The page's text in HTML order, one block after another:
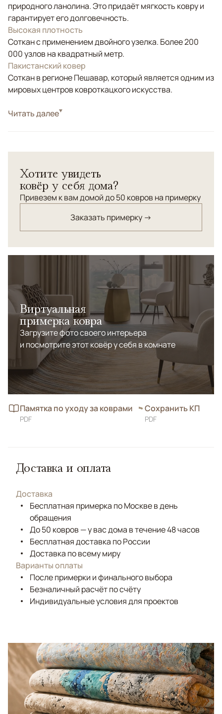
природного ланолина. Это придаёт мягкость ковру и
гарантирует его долговечность.
Высокая плотность
Соткан с применением двойного узелка. Более 200
000 узлов на квадратный метр.
Пакистанский ковер
Соткан в регионе Пешавар, который является одним из
мировых центров ковроткацкого искусства.
СтильКлассические
натуральных красителей.
Читать далее
Хотите увидеть
ковёр у себя дома?
Привезем к вам домой до 50 ковров на примерку
Заказать примерку →
Виртуальная
примерка ковра
Загрузите фото своего интерьера
и посмотрите этот ковёр у себя в комнате
Памятка по уходу за коврами
PDF
Сохранить КП
PDF
Доставка и оплата
Доставка
Бесплатная примерка по Москве в день
обращения
До 50 ковров — у вас дома в течение 48 часов
Бесплатная доставка по России
Доставка по всему миру
Варианты оплаты
После примерки и финального выбора
Безналичный расчёт по счёту
Индивидуальные условия для проектов